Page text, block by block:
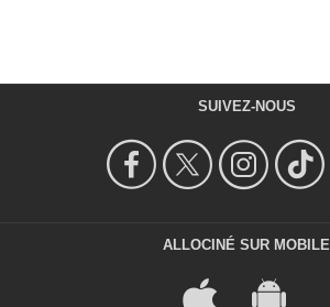
SUIVEZ-NOUS
ALLOCINÉ SUR MOBILE